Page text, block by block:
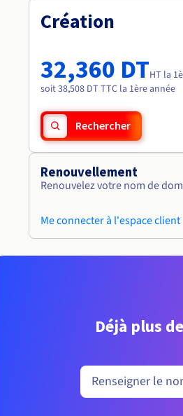
Création
32,360 DTHT la
soit 38,508 DT TTC la 1ère année
Rechercher
Renouvellement
Renouvelez votre nom de
Me connecter à l'espace client
Déjà plus